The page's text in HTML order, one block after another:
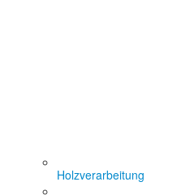
Holzverarbeitung